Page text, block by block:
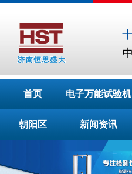
首页 电子万能试验机
朝阳区 新闻资讯